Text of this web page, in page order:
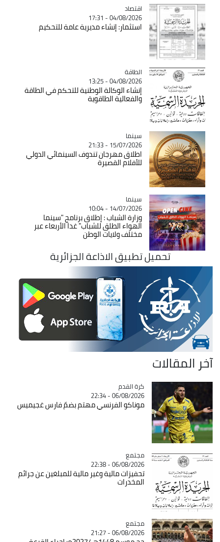
Catégorie
اقتصاد
04/08/2026 - 17:31
استثمار: إنشاء مديرية عامة للتحكيم
Catégorie
الطاقة
04/08/2026 - 13:25
إنشاء الوكالة الوطنية للتحكم في الطاقة
والفعالية الطاقوية
Catégorie
سينما
15/07/2026 - 21:33
اطلاق مهرجان تندوف السينمائي الدولي
للأفلام القصيرة
Catégorie
سينما
14/07/2026 - 10:04
وزارة الشباب : إطلاق برنامج "سينما
الهواء الطلق للشباب" غدا الأربعاء عبر
مختلف ولايات الوطن
تحميل تطبيق الاذاعة الجزائرية
آخر المقالات
Catégorie
كرة القدم
06/08/2026 - 22:34
موناكو الفرنسي مهتم بضمّ فارس غجيميس
Catégorie
مجتمع
06/08/2026 - 22:38
تحفيزات مالية وغير مالية للمبلغين عن جرائم
المخدرات
Catégorie
مجتمع
06/08/2026 - 21:27